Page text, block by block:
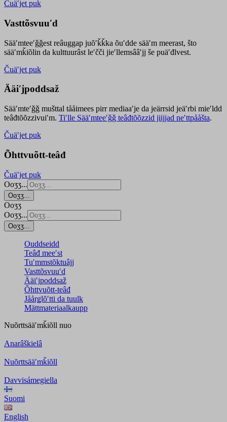
Čuäʹjet puk
Vasttõsvuuʹd
Sääʹmteeʹǧǧest reâuggap juõʹǩǩka õuʹdde sääʹm meerast, što
sääʹmǩiõlin da kulttuurâst leʹčči jieʹllemsââʹjj še puäʹđlvest.
Čuäʹjet puk
Ääiʹjpoddsaž
Sääʹmteʹǧǧ mušttal tååimees pirr mediaaʹje da jeärrsid jeäʹrbi mieʹldd
teâđtõõzzivuiʹm. Tiʹlle Sääʹmteeʹǧǧ teâđtõõzzid jiijjad neʹttpååšta.
Čuäʹjet puk
Õhttvuõtt-teâđ
Čuäʹjet puk
Ooʒʒ...
Ooʒʒ...
Ooʒʒ
Ooʒʒ...
Ooʒʒ...
Ouddseidd
Teâđ meeʹst
Tuʹmmstõktuâjj
Vasttõsvuuʹd
Ääiʹjpoddsaž
Õhttvuõtt-teâđ
Jåårǥlõʹtti da tuulk
Mättmateriaalkaupp
Nuõrttsääʹmǩiõll nuo
Anarâškielâ
Nuõrttsääʹmǩiõll
Davvisámegiella
Suomi
English